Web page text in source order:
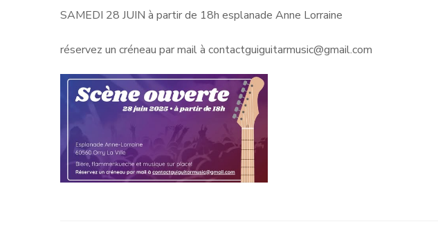
SAMEDI 28 JUIN à partir de 18h esplanade Anne Lorraine
réservez un créneau par mail à contactguiguitarmusic@gmail.com